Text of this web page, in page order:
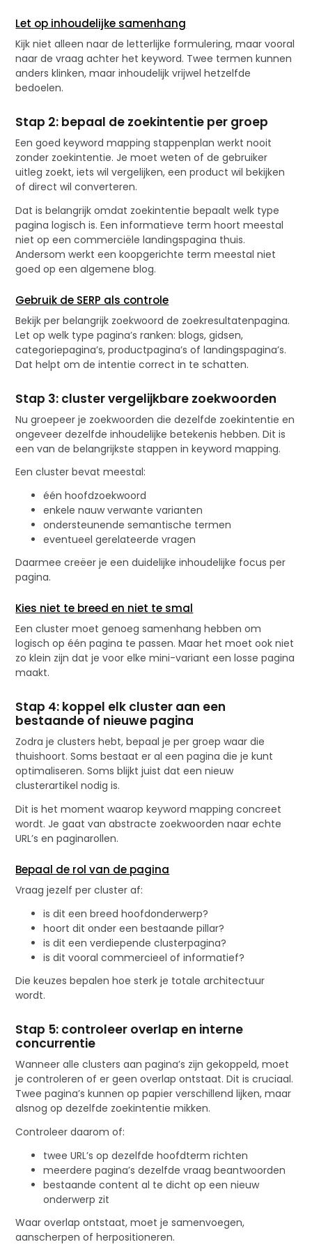
Let op inhoudelijke samenhang
Kijk niet alleen naar de letterlijke formulering, maar vooral
naar de vraag achter het keyword. Twee termen kunnen
anders klinken, maar inhoudelijk vrijwel hetzelfde
bedoelen.
Stap 2: bepaal de zoekintentie per groep
Een goed keyword mapping stappenplan werkt nooit
zonder zoekintentie. Je moet weten of de gebruiker
uitleg zoekt, iets wil vergelijken, een product wil bekijken
of direct wil converteren.
Dat is belangrijk omdat zoekintentie bepaalt welk type
pagina logisch is. Een informatieve term hoort meestal
niet op een commerciële landingspagina thuis.
Andersom werkt een koopgerichte term meestal niet
goed op een algemene blog.
Gebruik de SERP als controle
Bekijk per belangrijk zoekwoord de zoekresultatenpagina.
Let op welk type pagina’s ranken: blogs, gidsen,
categoriepagina’s, productpagina’s of landingspagina’s.
Dat helpt om de intentie correct in te schatten.
Stap 3: cluster vergelijkbare zoekwoorden
Nu groepeer je zoekwoorden die dezelfde zoekintentie en
ongeveer dezelfde inhoudelijke betekenis hebben. Dit is
een van de belangrijkste stappen in keyword mapping.
Een cluster bevat meestal:
één hoofdzoekwoord
enkele nauw verwante varianten
ondersteunende semantische termen
eventueel gerelateerde vragen
Daarmee creëer je een duidelijke inhoudelijke focus per
pagina.
Kies niet te breed en niet te smal
Een cluster moet genoeg samenhang hebben om
logisch op één pagina te passen. Maar het moet ook niet
zo klein zijn dat je voor elke mini-variant een losse pagina
maakt.
Stap 4: koppel elk cluster aan een
bestaande of nieuwe pagina
Zodra je clusters hebt, bepaal je per groep waar die
thuishoort. Soms bestaat er al een pagina die je kunt
optimaliseren. Soms blijkt juist dat een nieuw
clusterartikel nodig is.
Dit is het moment waarop keyword mapping concreet
wordt. Je gaat van abstracte zoekwoorden naar echte
URL’s en paginarollen.
Bepaal de rol van de pagina
Vraag jezelf per cluster af:
is dit een breed hoofdonderwerp?
hoort dit onder een bestaande pillar?
is dit een verdiepende clusterpagina?
is dit vooral commercieel of informatief?
Die keuzes bepalen hoe sterk je totale architectuur
wordt.
Stap 5: controleer overlap en interne
concurrentie
Wanneer alle clusters aan pagina’s zijn gekoppeld, moet
je controleren of er geen overlap ontstaat. Dit is cruciaal.
Twee pagina’s kunnen op papier verschillend lijken, maar
alsnog op dezelfde zoekintentie mikken.
Controleer daarom of:
twee URL’s op dezelfde hoofdterm richten
meerdere pagina’s dezelfde vraag beantwoorden
bestaande content al te dicht op een nieuw
onderwerp zit
Waar overlap ontstaat, moet je samenvoegen,
aanscherpen of herpositioneren.